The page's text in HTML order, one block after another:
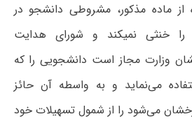
از ماده مذکور، مشروطی دانشجو در
را خنثی نمیکند و شورای هدایت
وزارت مجاز است دانشجویی را که
می‌نماید و به واسطه آن حائز
می‌شود را از شمول تسهیلات خود